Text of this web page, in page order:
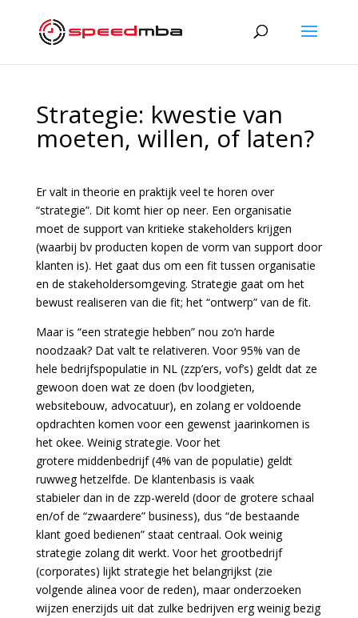
Strategie: kwestie van
moeten, willen, of laten?
Er valt in theorie en praktijk veel te horen over
“strategie”. Dit komt hier op neer. Een organisatie
moet de support van kritieke stakeholders krijgen
(waarbij bv producten kopen de vorm van support door
klanten is). Het gaat dus om een fit tussen organisatie
en de stakeholdersomgeving. Strategie gaat om het
bewust realiseren van die fit; het “ontwerp” van de fit.
Maar is “een strategie hebben” nou zo’n harde
noodzaak? Dat valt te relativeren. Voor 95% van de
hele bedrijfspopulatie in NL (zzp’ers, vof’s) geldt dat ze
gewoon doen wat ze doen (bv loodgieten,
websitebouw, advocatuur), en zolang er voldoende
opdrachten komen voor een gewenst jaarinkomen is
het okee. Weinig strategie. Voor het
grotere middenbedrijf (4% van de populatie) geldt
ruwweg hetzelfde. De klantenbasis is vaak
stabieler dan in de zzp-wereld (door de grotere schaal
en/of de “zwaardere” business), dus “de bestaande
klant goed bedienen” staat centraal. Ook weinig
strategie zolang dit werkt. Voor het grootbedrijf
(corporates) lijkt strategie het belangrijkst (zie
volgende alinea voor de reden), maar onderzoeken
wijzen enerzijds uit dat zulke bedrijven erg weinig bezig